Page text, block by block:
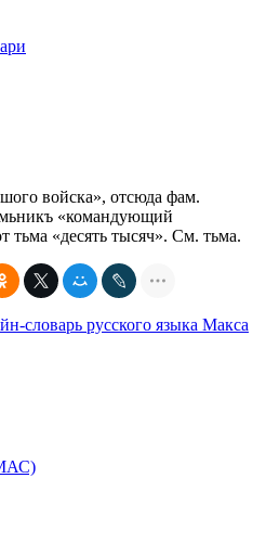
войска», отсюда фам.
«командующий
тьма «десять тысяч». См. тьма.
словарь русского языка Макса